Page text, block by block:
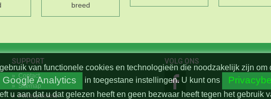
breed
SUPPORT
» Contact
» Sitemap
»Privacy beleid
VOLG ONS
van functionele cookies en technologieën die noodzakelijk zijn
Google Analytics in toegestane instellingen. U kunt ons
u aan dat u dat gelezen heeft en geen bezwaar heeft tegen het gebruik